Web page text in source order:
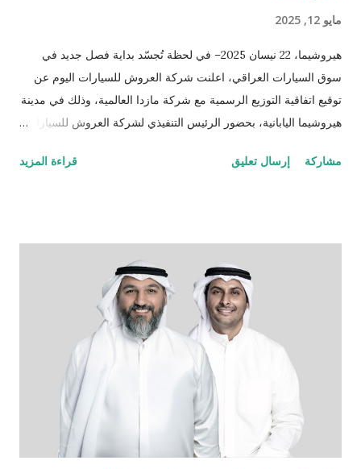
مايو 12, 2025
هيروشيما، 22 نيسان 2025– في لحظة تُجسّد بداية فصل جديد في
سوق السيارات العراقي، اعلنت شركة العروش للسيارات اليوم عن
توقيع اتفاقية التوزيع الرسمية مع شركة مازدا العالمية، وذلك في مدينة
هيروشيما اليابانية، بحضور الرئيس التنفيذي لشركة العروش للسيارات
للمبيعات والتسويق العالمي لشركة مازدا. وبموجب هذه الشراكة،
والاعتمادية، والمصمّمة خصيصاً لتناسب أجواء واحتياجات الشرق
الأوسط. تبدأ المرحلة الأولى بإطلاق مركزين متكاملين يشملان مبيعات
وخدمات ما بعد البيع وقطع الغيار في بغداد والسليمانية، كخطوة أولى
ضمن خطة توسّع طموحة تهدف إلى تقديم تجربة مازدا المتكاملة في
مختلف أنحاء العراق، وتشمل لاحقاً افتتاح مركزين إضافيين في أربيل
والبصرة. ولا تقتصر مهمتنا على تقديم السيارات الجديدة فحسب، بل
تشمل أيضاً خدمة مالكي سيارات مازدا الحاليين في مختلف أنحاء
مشاركة إرسال تعليق قراءة المزيد